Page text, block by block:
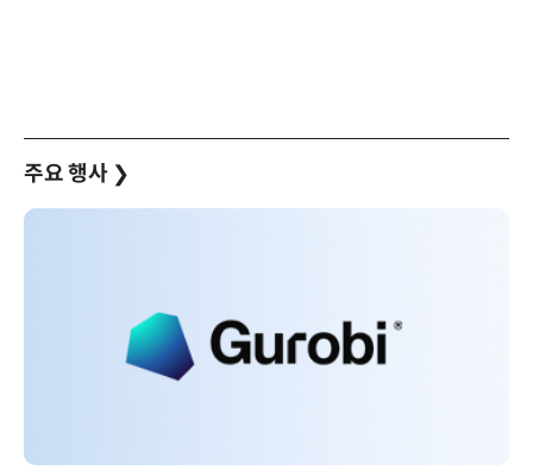
주요 행사 ❯